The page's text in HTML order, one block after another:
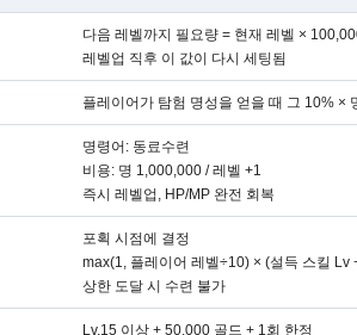
다음 레벨까지 필요량 = 현재 레벨 ×
레벨업 직후 이 값이 다시 세팅됨
플레이어가 탐험 명성을 얻을 때 그 10% ×
명령어: 동료수련
비용: 명 1,000,000 / 레벨 +1
즉시 레벨업, HP/MP 완전 회복
포획 시점에 결정
max(1, 플레이어 레벨÷10) × (설득 스킬 Lv
상한 도달 시 수련 불가
Lv.15 이상 + 50,000 골드 + 1회 한정